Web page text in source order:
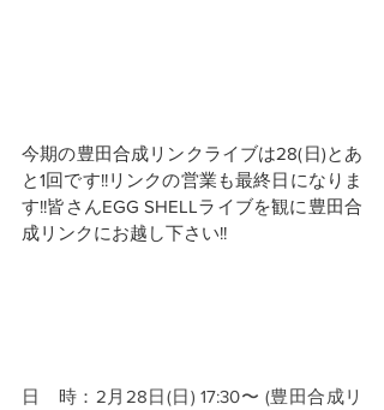
今期の豊田合成リンクライブは28(日)とあ
と1回です!!リンクの営業も最終日になりま
す!!皆さんEGG SHELLライブを観に豊田合
成リンクにお越し下さい!!
日　時：2月28日(日) 17:30〜 (豊田合成リ